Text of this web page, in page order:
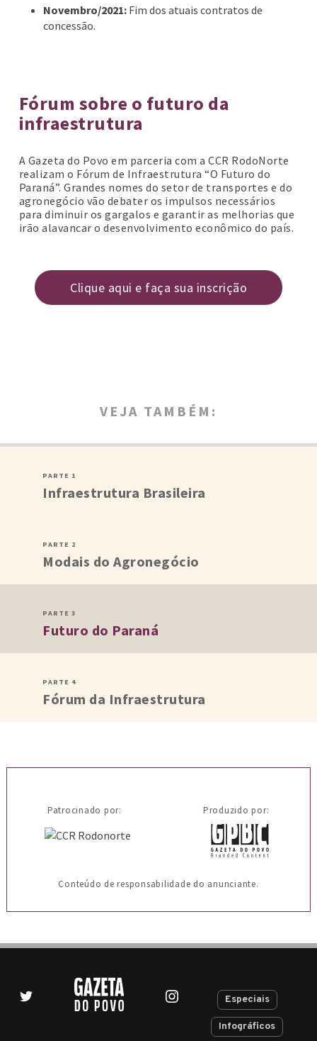
Novembro/2021:Fim dos atuais contratos de
concessão.
Fórum sobre o futuro da
infraestrutura
A Gazeta do Povo em parceria com a CCR RodoNorte
realizam o Fórum de Infraestrutura “O Futuro do
Paraná”. Grandes nomes do setor de transportes e do
agronegócio vão debater os impulsos necessários
para diminuir os gargalos e garantir as melhorias que
irão alavancar o desenvolvimento econômico do país.
Clique aqui e faça sua inscrição
VEJA TAMBÉM:
PARTE 1
Infraestrutura Brasileira
PARTE 2
Modais do Agronegócio
PARTE 3
Futuro do Paraná
PARTE 4
Fórum da Infraestrutura
Patrocinado por: Produzido por:
Conteúdo de responsabilidade do anunciante.
Especiais
Infográficos